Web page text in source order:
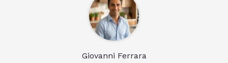
Giovanni Ferrara